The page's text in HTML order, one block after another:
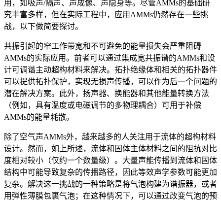
用，如吸声/隔声、声成像、声隐身等。尽管AMMs的基础研
究丰富多样，但在实际工程中，应用AMMs仍然存在一些挑
战，以下做简要探讨。
共振引起的窄工作带宽和不可避免的能量损失会严重阻碍
AMMs的实际应用。前者可以通过集成宽共振谱的AMMs和设
计可调谐主动超构材料来解决。拓扑绝缘体和相关的拓扑器件
可以提供拓扑保护，实现无损声传播，可以作为后一个问题的
潜在解决方案。此外，扬声器、换能器和其他能量转换方法
（例如，具有温度或电磁调节的多物理耦合）可用于补偿
AMMs的能量耗散。
除了空气声AMMs外，越来越多的人关注用于流体的超构材料
设计。然而，如上所述，流体和固体主体材料之间的阻抗对比
度相对较小（仅约一个数量级）。大量声能传播到流体和固体
结构中可能导致复杂的传播路径，因此等效声学参数可能更加
复杂。解决这一挑战的一种策略是将气泡构建为谐振器，或者
用弹性薄膜包裹气泡；在这种情况下，可以通过改变气泡的预